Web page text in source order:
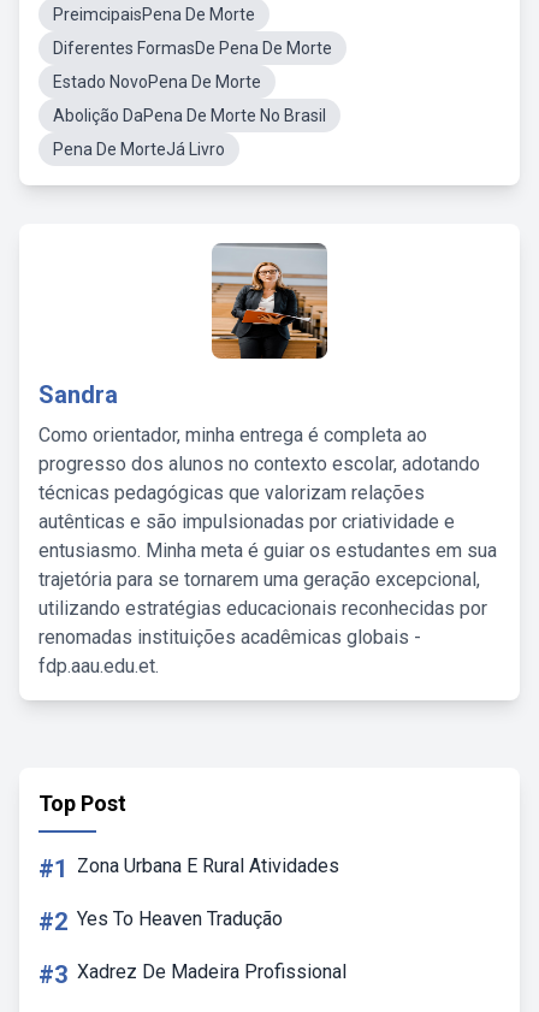
PreimcipaisPena De Morte
Diferentes FormasDe Pena De Morte
Estado NovoPena De Morte
Abolição DaPena De Morte No Brasil
Pena De MorteJá Livro
Sandra
Como orientador, minha entrega é completa ao
progresso dos alunos no contexto escolar, adotando
técnicas pedagógicas que valorizam relações
autênticas e são impulsionadas por criatividade e
entusiasmo. Minha meta é guiar os estudantes em sua
trajetória para se tornarem uma geração excepcional,
utilizando estratégias educacionais reconhecidas por
renomadas instituições acadêmicas globais -
fdp.aau.edu.et.
Top Post
#1 Zona Urbana E Rural Atividades
#2 Yes To Heaven Tradução
#3 Xadrez De Madeira Profissional